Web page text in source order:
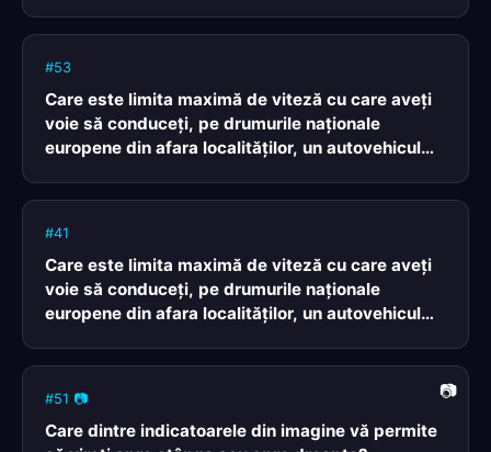
#53
Care este limita maximă de viteză cu care aveţi
voie să conduceţi, pe drumurile naţionale
europene din afara localităţilor, un autovehicul
#41
Care este limita maximă de viteză cu care aveţi
voie să conduceţi, pe drumurile naţionale
europene din afara localităţilor, un autovehicul
#51 📷
Care dintre indicatoarele din imagine vă permite